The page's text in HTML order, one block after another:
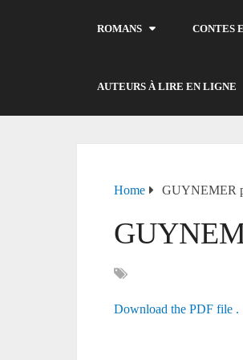
ROMANS CONTES
AUTEURS À LIRE EN LIGNE
Home GUYNEMER
Download the PDF file .